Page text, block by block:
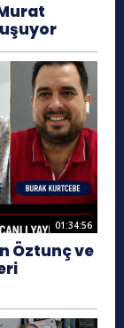
01:34:56
Öztunç ve